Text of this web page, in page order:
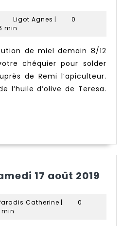
et
Solde
de
votre
Ligot Agnes Ligot
|
0
min
chéquier pour solder
de Remi l’apiculteur.
l’huile d’olive de Teresa.
17 août 2019
CatherineParadis
|
0
min